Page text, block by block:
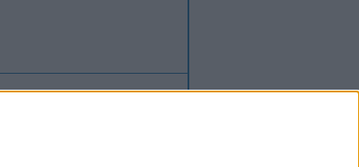
para enviar comentarios